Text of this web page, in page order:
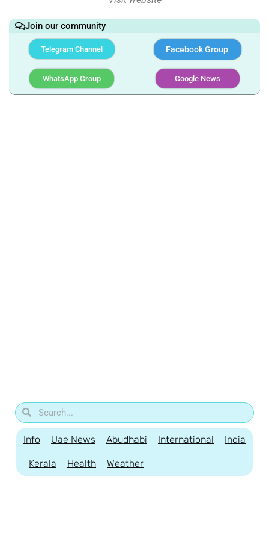
Join our community
Telegram Channel Facebook Group
WhatsApp Group Google News
Info Uae News Abudhabi International India
Kerala Health Weather